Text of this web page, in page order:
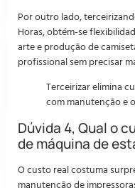
Por outro lado,
Horas, obtém-se
arte e produção de
profissional sem precisar
Terceirizar elimina
com manutenção e
Dúvida 4, Qual o
de máquina de
O custo real costuma